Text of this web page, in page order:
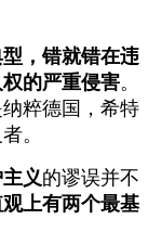
，错就错在违
的严重侵害。
粹德国，希特
。
义的谬误并不
上有两个最基